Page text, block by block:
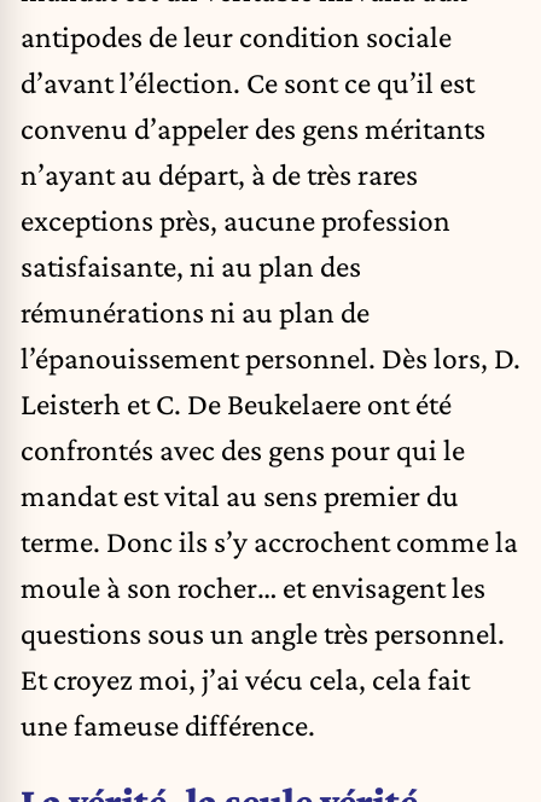
antipodes de leur condition sociale
d’avant l’élection. Ce sont ce qu’il est
convenu d’appeler des gens méritants
n’ayant au départ, à de très rares
exceptions près, aucune profession
satisfaisante, ni au plan des
rémunérations ni au plan de
l’épanouissement personnel. Dès lors, D.
Leisterh et C. De Beukelaere ont été
confrontés avec des gens pour qui le
mandat est vital au sens premier du
terme. Donc ils s’y accrochent comme la
moule à son rocher… et envisagent les
questions sous un angle très personnel.
Et croyez moi, j’ai vécu cela, cela fait
une fameuse différence.